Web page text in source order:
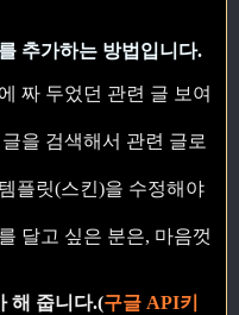
추가하는 방법입니다.
짜 두었던 관련 글 보여
을 검색해서 관련 글로
플릿(스킨)을 수정해야
달고 싶은 분은, 마음껏
해 줍니다.(구글 API키